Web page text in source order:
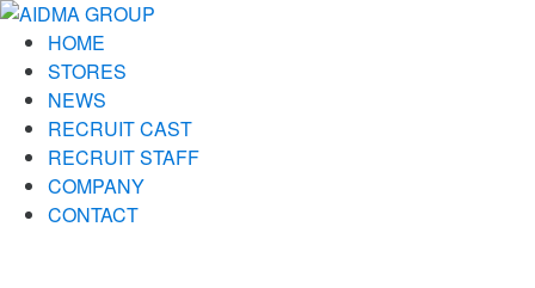
HOME
STORES
NEWS
RECRUIT CAST
RECRUIT STAFF
COMPANY
CONTACT